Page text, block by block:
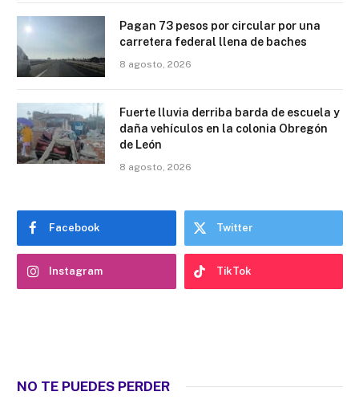
Pagan 73 pesos por circular por una
carretera federal llena de baches
8 agosto, 2026
Fuerte lluvia derriba barda de escuela y
daña vehículos en la colonia Obregón
de León
8 agosto, 2026
Facebook Twitter
Instagram TikTok
NO TE PUEDES PERDER